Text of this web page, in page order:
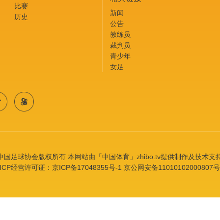
比赛
历史
新闻
公告
教练员
裁判员
青少年
女足
国足球协会版权所有 本网站由「中国体育」zhibo.tv提供制作及技术支
ICP经营许可证：京ICP备17048355号-1 京公网安备11010102000807号